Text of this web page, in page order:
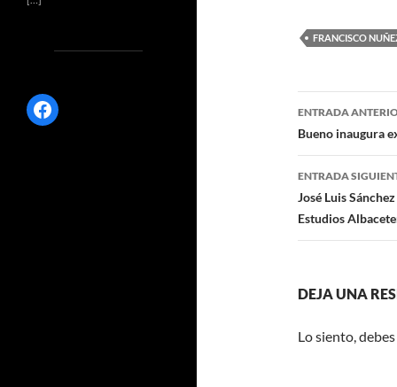
e
b
o
o
k
FRANCISCO
de
entradas
ENTRADA
Bueno inaugura
ENTRADA
José Luis
Estudios
DEJA UNA
Lo siento,
Facebook